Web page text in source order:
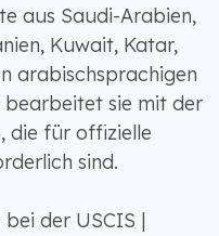
aus Saudi-Arabien,
Kuwait, Katar,
arabischsprachigen
bearbeitet sie mit der
die für offizielle
sind.
der USCIS |